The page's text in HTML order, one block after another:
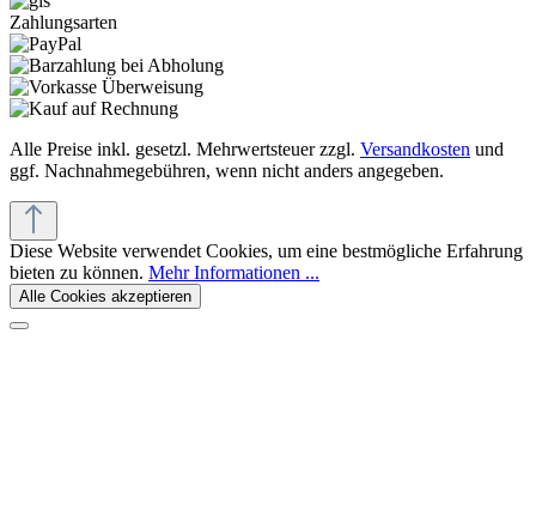
Zahlungsarten
Alle Preise inkl. gesetzl. Mehrwertsteuer zzgl. Versandkosten und
ggf. Nachnahmegebühren, wenn nicht anders angegeben.
Diese Website verwendet Cookies, um eine bestmögliche Erfahrung
bieten zu können. Mehr Informationen ...
Alle Cookies akzeptieren